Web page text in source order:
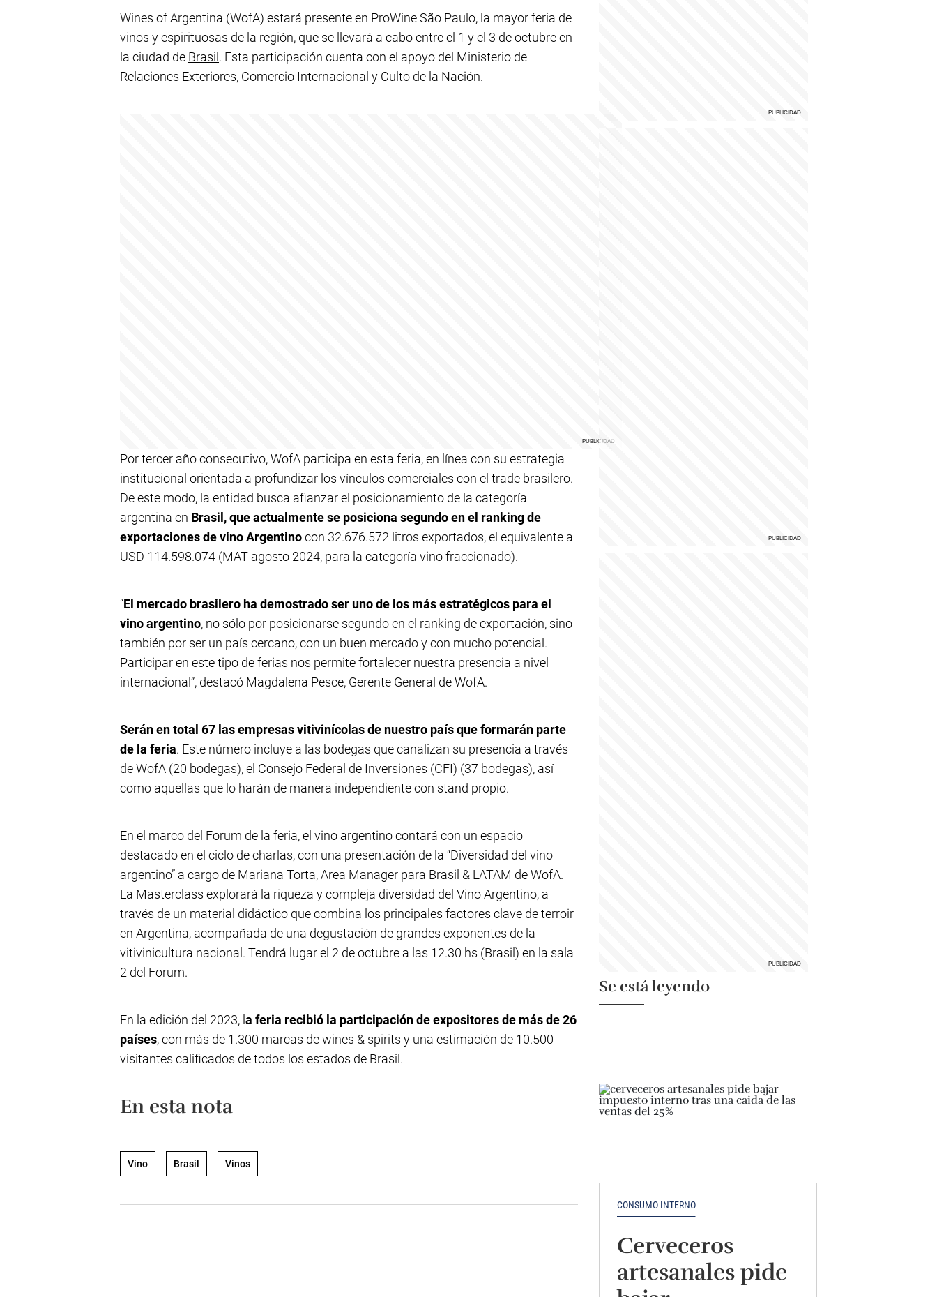
Wines of Argentina (WofA) estará presente en ProWine São Paulo, la mayor feria de
vinos y espirituosas de la región, que se llevará a cabo entre el 1 y el 3 de octubre en
la ciudad de Brasil . Esta participación cuenta con el apoyo del Ministerio de
Relaciones Exteriores, Comercio Internacional y Culto de la Nación.
Por tercer año consecutivo, WofA participa en esta feria, en línea con su estrategia
institucional orientada a profundizar los vínculos comerciales con el trade brasilero.
De este modo, la entidad busca afianzar el posicionamiento de la categoría
argentina en Brasil, que actualmente se posiciona segundo en el ranking de
exportaciones de vino Argentinocon 32.676.572 litros exportados, el equivalente a
USD 114.598.074 (MAT agosto 2024, para la categoría vino fraccionado).
“El mercado brasilero ha demostrado ser uno de los más estratégicos para el
vino argentino, no sólo por posicionarse segundo en el ranking de exportación, sino
también por ser un país cercano, con un buen mercado y con mucho potencial.
Participar en este tipo de ferias nos permite fortalecer nuestra presencia a nivel
internacional”, destacó Magdalena Pesce, Gerente General de WofA.
Serán en total 67 las empresas vitivinícolas de nuestro país que formarán parte
de la feria. Este número incluye a las bodegas que canalizan su presencia a través
de WofA (20 bodegas), el Consejo Federal de Inversiones (CFI) (37 bodegas), así
como aquellas que lo harán de manera independiente con stand propio.
En el marco del Forum de la feria, el vino argentino contará con un espacio
destacado en el ciclo de charlas, con una presentación de la “Diversidad del vino
argentino” a cargo de Mariana Torta, Area Manager para Brasil & LATAM de WofA.
La Masterclass explorará la riqueza y compleja diversidad del Vino Argentino, a
través de un material didáctico que combina los principales factores clave de terroir
en Argentina, acompañada de una degustación de grandes exponentes de la
vitivinicultura nacional. Tendrá lugar el 2 de octubre a las 12.30 hs (Brasil) en la sala
2 del Forum.
En la edición del 2023, l a feria recibió la participación de expositores de más de 26
países, con más de 1.300 marcas de wines & spirits y una estimación de 10.500
visitantes calificados de todos los estados de Brasil.
En esta nota
Vino Brasil Vinos
Se está leyendo
CONSUMO INTERNO
Cerveceros
artesanales pide